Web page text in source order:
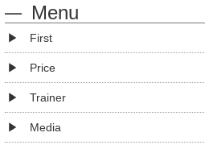
Menu
First
Price
Trainer
Media